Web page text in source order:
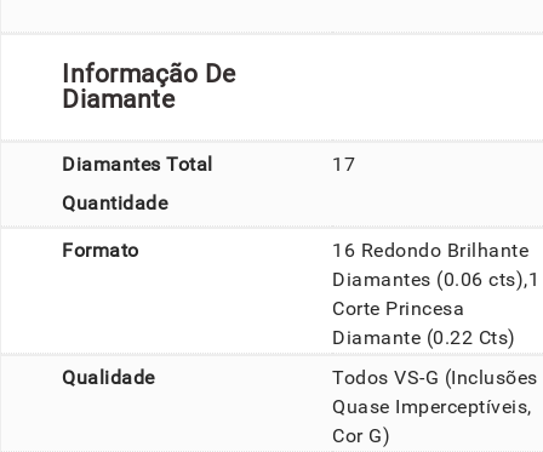
Informação De
Diamante
Diamantes Total
Quantidade
17
Formato
16 Redondo Brilhante
Diamantes (0.06 cts),1
Corte Princesa
Diamante (0.22 Cts)
Qualidade
Todos VS-G (Inclusões
Quase Imperceptíveis,
Cor G)